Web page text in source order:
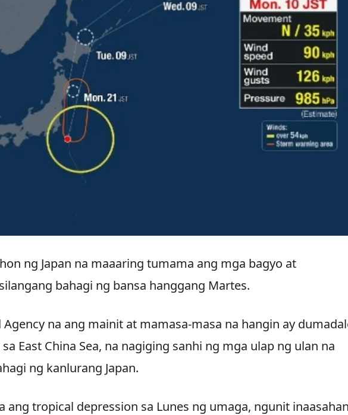
ng Japan na maaaring tumama ang mga bagyo at
bahagi ng bansa hanggang Martes.
na ang mainit at mamasa-masa na hangin ay
East China Sea, na nagiging sanhi ng mga ulap ng ulan na
ng kanlurang Japan.
ang tropical depression sa Lunes ng umaga, ngunit